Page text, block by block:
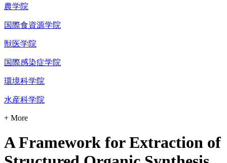
農学院
国際食資源学院
獣医学院
国際感染症学院
環境科学院
水産科学院
+ More
A Framework for Extraction of